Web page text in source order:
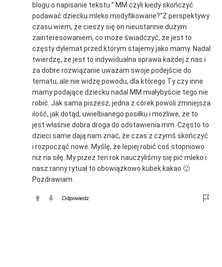
blogu o napisanie tekstu ” MM czyli kiedy skończyć
podawać dziecku mleko modyfikowane?”Z perspektywy
czasu wiem, że cieszy się on nieustannie dużym
zainteresowaniem, co może świadczyć, że jest to
częsty dylemat przed którym stajemy jako mamy. Nadal
twierdzę, że jest to indywidualna sprawa każdej z nas i
za dobre rozwiązanie uważam swoje podejście do
tematu, ale nie widzę powodu, dla którego Ty czy inne
mamy podające dziecku nadal MM miałybyście tego nie
robić. Jak sama piszesz, jedna z córek powoli zmniejsza
ilość, jak dotąd, uwielbianego posiłku i możliwe, że to
jest właśnie dobra droga do odstawienia mm. Często to
dzieci same dają nam znać, że czas z czymś skończyć
i rozpocząć nowe. Myślę, że lepiej robić coś stopniowo
niż na siłę. My przez ten rok nauczyliśmy się pić mleko i
nasz ranny rytuał to obowiązkowo kubek kakao 🙂
Pozdrawiam.
Odpowiedz